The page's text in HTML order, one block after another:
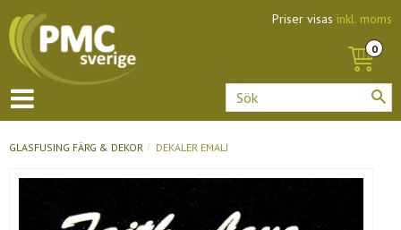
Priser visas inkl. moms
GLASFUSING FÄRG & DEKOR DEKALER EMALJ